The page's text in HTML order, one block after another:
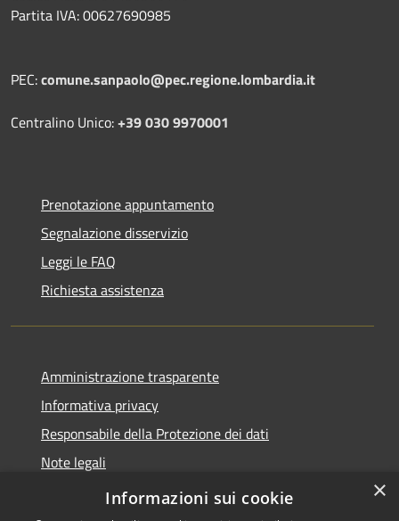
Partita IVA: 00627690985
PEC:comune.sanpaolo@pec.regione.lombardia.it
Centralino Unico:+39 030 9970001
Prenotazione appuntamento
Segnalazione disservizio
Leggi le FAQ
Richiesta assistenza
Amministrazione trasparente
Informativa privacy
Responsabile della Protezione dei dati
Note legali
Dichiarazione di accessibilità
×
Informazioni sui cookie